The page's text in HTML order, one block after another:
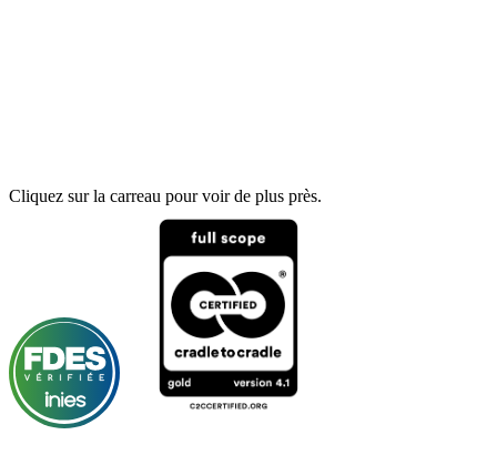
Cliquez sur la carreau pour voir de plus près.